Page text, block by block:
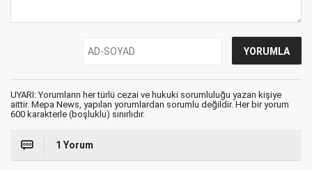
UYARI: Yorumların her türlü cezai ve hukuki sorumluluğu yazan kişiye
aittir. Mepa News, yapılan yorumlardan sorumlu değildir. Her bir yorum
600 karakterle (boşluklu) sınırlıdır.
1 Yorum